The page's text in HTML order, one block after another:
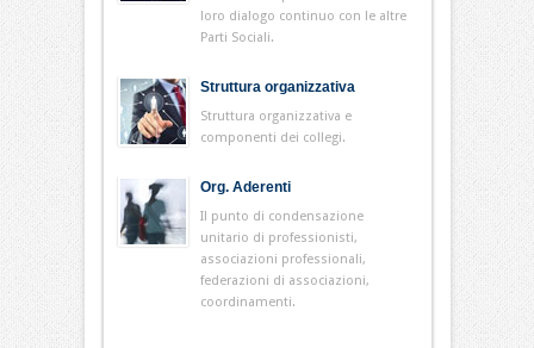
loro dialogo continuo con le altre
Parti Sociali.
Struttura organizzativa
Struttura organizzativa e
componenti dei collegi.
Org. Aderenti
Il punto di condensazione
unitario di professionisti,
associazioni professionali,
federazioni di associazioni,
coordinamenti.